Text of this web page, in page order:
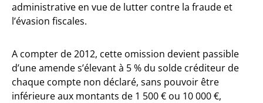
administrative en vue de lutter contre la fraude et
l’évasion fiscales.
A compter de 2012, cette omission devient passible
d’une amende s’élevant à 5 % du solde créditeur de
chaque compte non déclaré, sans pouvoir être
inférieure aux montants de 1 500 € ou 10 000 €,